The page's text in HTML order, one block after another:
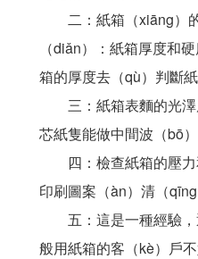
二：紙箱（xiāng）的
（diǎn）：紙箱厚度和
箱的厚度去（qù）判斷
三：紙箱表麵的光澤
芯紙隻能做中間波（bō
四：檢查紙箱的壓力
印刷圖案（àn）清（
五：這是一種經驗，
般用紙箱的客（kè）戶